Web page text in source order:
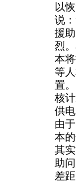
以
说
援
烈
本
等
置
核
供
由
本
其
助
差距